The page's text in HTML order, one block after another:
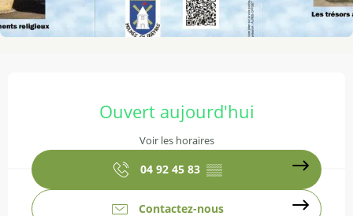
Ouvert aujourd'hui
Voir les horaires
04 92 45 83 ▒▒
Contactez-nous